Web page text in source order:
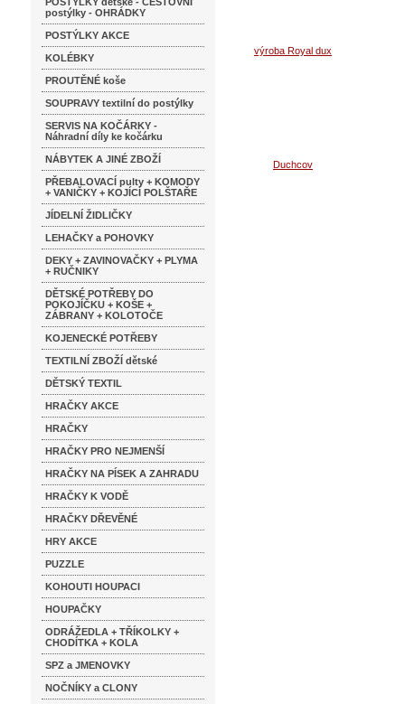
postýlky - OHRÁDKY
POSTÝLKY AKCE
KOLÉBKY
PROUTĚNÉ koše
SOUPRAVY textilní do postýlky
SERVIS NA KOČÁRKY -
Náhradní díly ke kočárku
NÁBYTEK A JINÉ ZBOŽÍ
PŘEBALOVACÍ pulty + KOMODY
+ VANIČKY + KOJÍCÍ POLŠTAŘE
JÍDELNÍ ŽIDLIČKY
LEHAČKY a POHOVKY
DEKY + ZAVINOVAČKY + PLYMA
+ RUČNIKY
DĚTSKÉ POTŘEBY DO
POKOJÍČKU + KOŠE +
ZÁBRANY + KOLOTOČE
KOJENECKÉ POTŘEBY
TEXTILNÍ ZBOŽÍ dětské
DĚTSKÝ TEXTIL
HRAČKY AKCE
HRAČKY
HRAČKY PRO NEJMENŠÍ
HRAČKY NA PÍSEK A ZAHRADU
HRAČKY K VODĚ
HRAČKY DŘEVĚNÉ
HRY AKCE
PUZZLE
KOHOUTI HOUPACI
HOUPAČKY
ODRÁŽEDLA + TŘÍKOLKY +
CHODÍTKA + KOLA
SPZ a JMENOVKY
NOČNÍKY a CLONY